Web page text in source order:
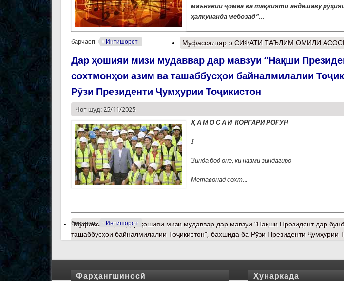
маънавии ҷомеа ва тақвияти андешаву
ҳалкунанда мебозад”...
барчасп: Интишорот Муфассалтар о СИФАТИ ТАЪЛИМ ОМИЛИ
Дар ҳошияи мизи мудаввар дар мавзуи “Нақши
сохтмонҳои азим ва ташаббусҳои байналмилалии
Рӯзи Президенти Ҷумҳурии Тоҷикистон
Чоп шуд: 25/11/2025
ҲА М О С А И КОРГАРИ РОҒУН
I
Зинда бод оне, ки назми зиндагиро
Метавонад сохт...
барчасп: Интишорот
Муфассалтаро Дар ҳошияи мизи мудаввар дар мавзуи “Нақши Президент дар
ташаббусҳои байналмилалии Тоҷикистон”, бахшида ба Рӯзи Президенти Ҷумҳурии
Фарҳангшиносӣ Ҳунаркада